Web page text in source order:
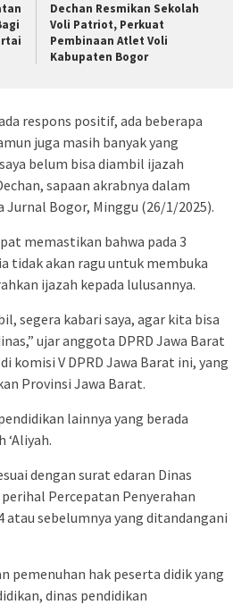
Dechan Resmikan Sekolah
Voli Patriot, Perkuat
Pembinaan Atlet Voli
Kabupaten Bogor
respons positif, ada beberapa
juga masih banyak yang
belum bisa diambil ijazah
sapaan akrabnya dalam
Jurnal Bogor, Minggu (26/1/2025).
memastikan bahwa pada 3
tidak akan ragu untuk membuka
ijazah kepada lulusannya.
segera kabari saya, agar kita bisa
ujar anggota DPRD Jawa Barat
komisi V DPRD Jawa Barat ini, yang
Provinsi Jawa Barat.
lainnya yang berada
dengan surat edaran Dinas
Percepatan Penyerahan
atau sebelumnya yang ditandangani
pemenuhan hak peserta didik yang
dinas pendidikan